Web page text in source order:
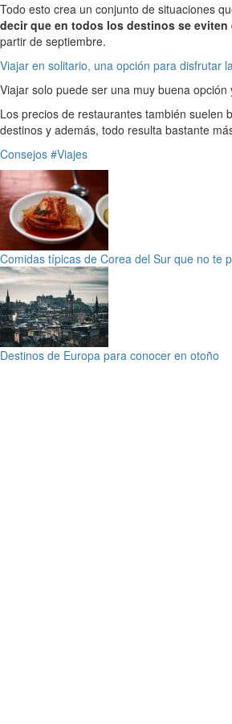
Todo esto crea un conjunto de situaciones
decir que en todos los destinos se
partir de septiembre.
Viajar en solitario, una opción para disfrutar
Viajar solo puede ser una muy buena
Los precios de restaurantes también suelen
destinos y además, todo resulta bastante
Consejos #Viajes
Comidas típicas de Corea del Sur que no te
Destinos de Europa para conocer en otoño